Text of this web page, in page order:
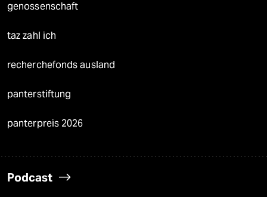
genossenschaft
taz zahl ich
recherchefonds ausland
panterstiftung
panterpreis 2026
Podcast